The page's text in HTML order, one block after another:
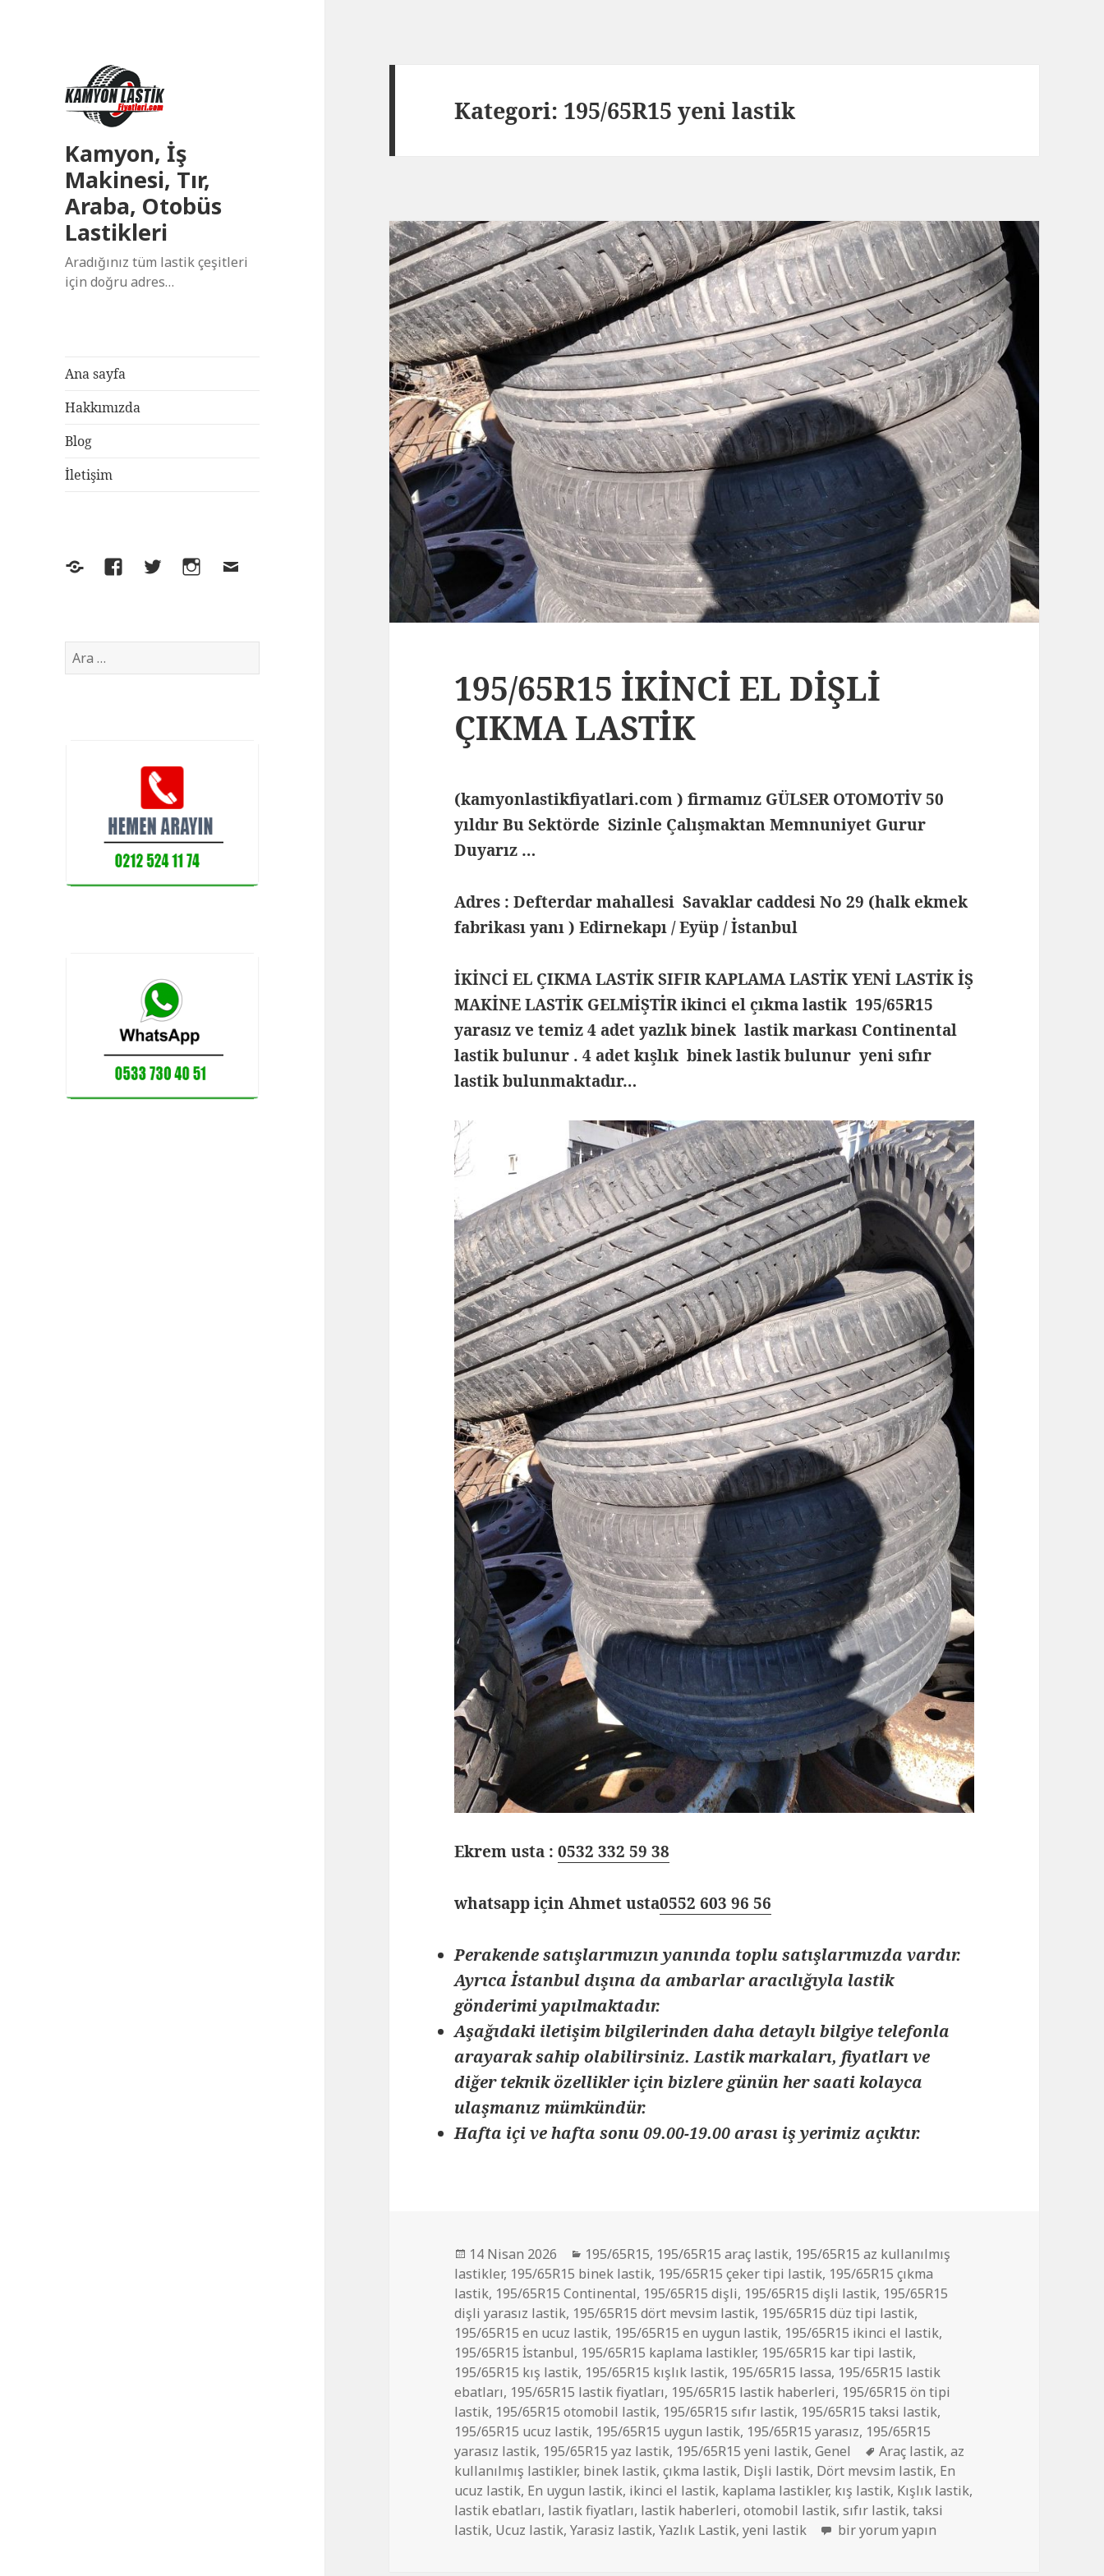
Kamyon, İş
Makinesi, Tır,
Araba, Otobüs
Lastikleri
Aradığınız tüm lastik çeşitleri
için doğru adres…
Ana sayfa
Hakkımızda
Blog
İletişim
Yelp FacebookTwitterInstagram
E-
Arama:
Kategori: 195/65R15 yeni lastik
195/65R15 İKİNCİ EL DİŞLİ
ÇIKMA LASTİK
(kamyonlastikfiyatlari.com ) firmamız GÜLSER OTOMOTİV 50
yıldır Bu Sektörde Sizinle Çalışmaktan Memnuniyet Gurur
Duyarız …
Adres : Defterdar mahallesi Savaklar caddesi No 29 (halk ekmek
fabrikası yanı ) Edirnekapı / Eyüp / İstanbul
İKİNCİ EL ÇIKMA LASTİK SIFIR KAPLAMA LASTİK YENİ LASTİK İŞ
MAKİNE LASTİK GELMİŞTİR ikinci el çıkma lastik 195/65R15
yarasız ve temiz 4 adet yazlık binek lastik markası Continental
lastik bulunur . 4 adet kışlık binek lastik bulunur yeni sıfır
lastik bulunmaktadır…
Ekrem usta :0532 332 59 38
whatsapp için Ahmet usta0552 603 96 56
Perakende satışlarımızın yanında toplu satışlarımızda vardır.
Ayrıca İstanbul dışına da ambarlar aracılığıyla lastik
gönderimi yapılmaktadır.
Aşağıdaki iletişim bilgilerinden daha detaylı bilgiye telefonla
arayarak sahip olabilirsiniz. Lastik markaları, fiyatları ve
diğer teknik özellikler için bizlere günün her saati kolayca
ulaşmanız mümkündür.
Hafta içi ve hafta sonu 09.00-19.00 arası iş yerimiz açıktır.
Yayın
tarihi
14 Nisan 2026 Kategoriler
195/65R15, 195/65R15 araç lastik, 195/65R15 az kullanılmış
lastikler, 195/65R15 binek lastik, 195/65R15 çeker tipi lastik, 195/65R15 çıkma
lastik, 195/65R15 Continental, 195/65R15 dişli, 195/65R15 dişli lastik, 195/65R15
dişli yarasız lastik, 195/65R15 dört mevsim lastik, 195/65R15 düz tipi lastik,
195/65R15 en ucuz lastik, 195/65R15 en uygun lastik, 195/65R15 ikinci el lastik,
195/65R15 İstanbul, 195/65R15 kaplama lastikler, 195/65R15 kar tipi lastik,
195/65R15 kış lastik, 195/65R15 kışlık lastik, 195/65R15 lassa, 195/65R15 lastik
ebatları, 195/65R15 lastik fiyatları, 195/65R15 lastik haberleri, 195/65R15 ön tipi
lastik, 195/65R15 otomobil lastik, 195/65R15 sıfır lastik, 195/65R15 taksi lastik,
195/65R15 ucuz lastik, 195/65R15 uygun lastik, 195/65R15 yarasız, 195/65R15
yarasız lastik, 195/65R15 yaz lastik, 195/65R15 yeni lastik,Genel Etiketler
Araç lastik,az
kullanılmış lastikler, binek lastik,çıkma lastik, Dişli lastik, Dört mevsim lastik, En
ucuz lastik, En uygun lastik, ikinci el lastik, kaplama lastikler, kış lastik, Kışlık lastik,
lastik ebatları, lastik fiyatları, lastik haberleri,otomobil lastik,sıfır lastik,taksi
lastik, Ucuz lastik,Yarasiz lastik,Yazlık Lastik,yeni lastik 195/65R15 İKİNCİ EL DİŞLİ ÇIKMA LASTİK
bir yorum yapın